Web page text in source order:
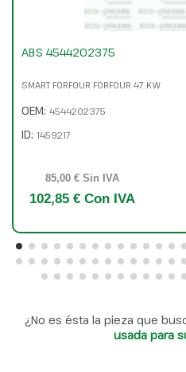
ABS 4544202375
SMART FORFOUR FORFOUR 47 KW
OEM: 4544202375
ID: 1459217
85,00 € Sin IVA
102,85 € Con IVA
¿No es ésta la pieza que
usada para